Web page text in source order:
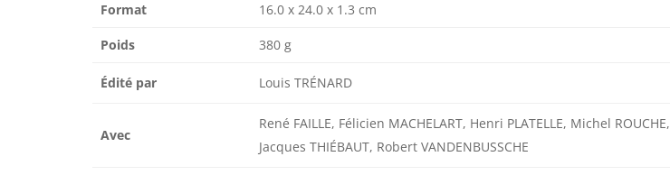
Format 16.0 x 24.0 x 1.3 cm
Poids 380 g
Édité par Louis TRÉNARD
Avec
René FAILLE, Félicien MACHELART, Henri PLATELLE, Michel ROUCHE,
Jacques THIÉBAUT, Robert VANDENBUSSCHE